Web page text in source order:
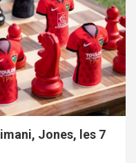
Jones, les 7